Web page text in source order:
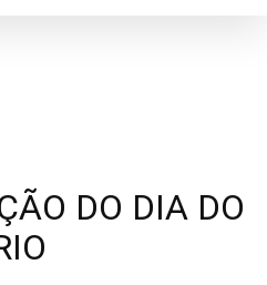
DO DIA DO